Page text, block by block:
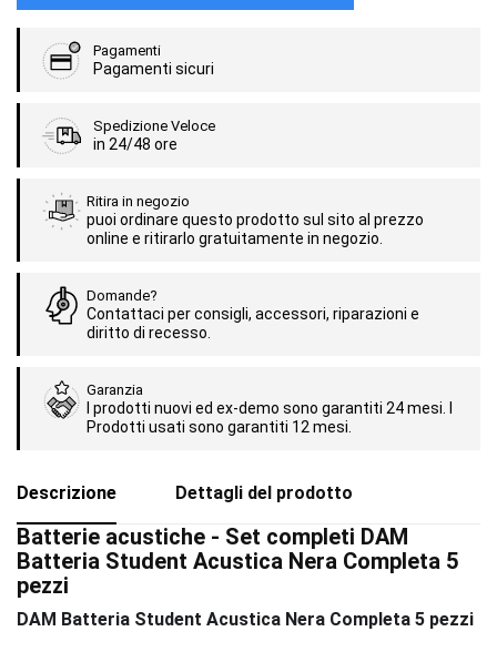
Pagamenti
Pagamenti sicuri
Spedizione Veloce
in 24/48 ore
Ritira in negozio
puoi ordinare questo prodotto sul sito al prezzo
online e ritirarlo gratuitamente in negozio.
Domande?
Contattaci per consigli, accessori, riparazioni e
diritto di recesso.
Garanzia
I prodotti nuovi ed ex-demo sono garantiti 24 mesi. I
Prodotti usati sono garantiti 12 mesi.
Descrizione Dettagli del prodotto
Batterie acustiche - Set completi DAM
Batteria Student Acustica Nera Completa 5
pezzi
DAM Batteria Student Acustica Nera Completa 5 pezzi